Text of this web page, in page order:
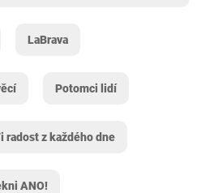
LaBrava
Potomci lidí
radost z každého dne
ANO!